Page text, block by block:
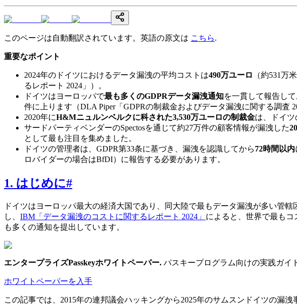
このページは自動翻訳されています。英語の原文は こちら.
重要なポイント
2024年のドイツにおけるデータ漏洩の平均コストは490万ユーロ
（約531万
るレポート 2024」）。
ドイツはヨーロッパで最も多くのGDPRデータ漏洩通知を一貫して報告し
件に上ります（DLA Piper「GDPRの制裁金およびデータ漏洩に関する調査
2020年にH&Mニュルンベルクに科された3,530万ユーロの制裁金は、ドイツ
サードパーティベンダーのSpectosを通じて約27万件の顧客情報が漏洩した
として最も注目を集めました。
ドイツの管理者は、GDPR第33条に基づき、漏洩を認識してから72時間以内
ロバイダーの場合はBfDI）に報告する必要があります。
1. はじめに#
ドイツはヨーロッパ最大の経済大国であり、同大陸で最もデータ漏洩が多い管
し、 IBM「データ漏洩のコストに関するレポート 2024」 によると、世界で最も
も多くの通知を提出しています。
エンタープライズPasskeyホワイトペーパー. パスキープログラム向けの実践ガイ
ホワイトペーパーを入手
この記事では、2015年の連邦議会ハッキングから2025年のサムスンドイツの漏